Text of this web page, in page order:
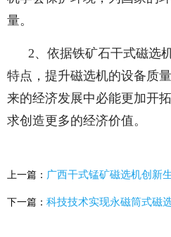
量。
2、依据铁矿石干式磁选
特点，提升磁选机的设备质
来的经济发展中必能更加开
求创造更多的经济价值。
上一篇： 广西干式锰矿磁选机创新
下一篇： 科技技术实现永磁筒式磁